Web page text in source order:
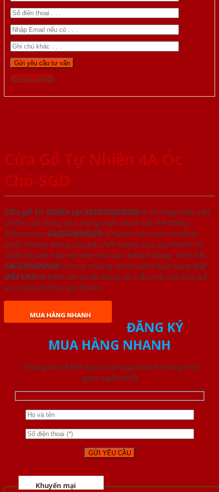
Gọi 0976.169.864
Cửa Gỗ Tự Nhiên 4A Óc
Chó-SGD
Cửa gỗ Tự Nhiên tại SAIGONDOORlà thương hiệu sản
phẩm các dòng cửa trong một chuỗi các hệ thống
Showroom SAIGONDOOR. Chuyên sản xuất và phân
phối những dòng cửa gỗ chất lượng cao, giá thành rẻ
nhất và phù hợp với mọi nhu cầu khách hàng. Trên hết,
SAIGONDOORcòn có những chính sách bán hàng ƯU
ĐÃI CAOđi kèm với sự đa dạng về mẫu mã, loại cửa gỗ
và cả phân khúc giá thành.
MUA HÀNG NHANH
ĐĂNG KÝ
MUA HÀNG NHANH
Chúng tôi sẽ liên lạc lại với quý khách trong thời
gian ngắn nhất
Khuyến mại